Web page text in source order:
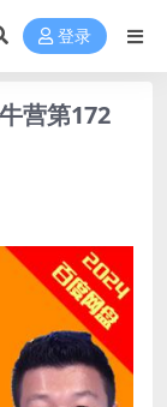
登录
营第172